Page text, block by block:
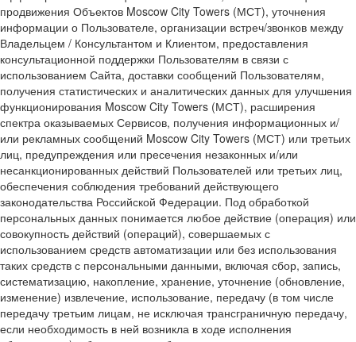
продвижения Объектов Moscow City Towers (МСТ), уточнения
информации о Пользователе, организации встреч/звонков между
Владельцем / Консультантом и Клиентом, предоставления
консультационной поддержки Пользователям в связи с
использованием Сайта, доставки сообщений Пользователям,
получения статистических и аналитических данных для улучшения
функционирования Moscow City Towers (МСТ), расширения
спектра оказываемых Сервисов, получения информационных и/
или рекламных сообщений Moscow City Towers (МСТ) или третьих
лиц, предупреждения или пресечения незаконных и/или
несанкционированных действий Пользователей или третьих лиц,
обеспечения соблюдения требований действующего
законодательства Российской Федерации. Под обработкой
персональных данных понимается любое действие (операция) или
совокупность действий (операций), совершаемых с
использованием средств автоматизации или без использования
таких средств с персональными данными, включая сбор, запись,
систематизацию, накопление, хранение, уточнение (обновление,
изменение) извлечение, использование, передачу (в том числе
передачу третьим лицам, не исключая трансграничную передачу,
если необходимость в ней возникла в ходе исполнения